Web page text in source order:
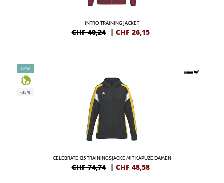
INTRO TRAINING JACKET
CHF 40,24 | CHF 26,15
NEW
-35%
CELEBRATE 125 TRAININGSJACKE MIT KAPUZE DAMEN
CHF 74,74 | CHF 48,58